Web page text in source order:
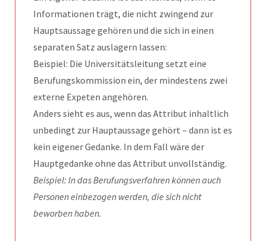
Informationen trägt, die nicht zwingend zur
Hauptsaussage gehören und die sich in einen
separaten Satz auslagern lassen:
Beispiel: Die Universitätsleitung setzt eine
Berufungskommission ein, der mindestens zwei
externe Expeten angehören.
Anders sieht es aus, wenn das Attribut inhaltlich
unbedingt zur Hauptaussage gehört – dann ist es
kein eigener Gedanke. In dem Fall wäre der
Hauptgedanke ohne das Attribut unvollständig.
Beispiel: In das Berufungsverfahren können auch
Personen einbezogen werden, die sich nicht
beworben haben.